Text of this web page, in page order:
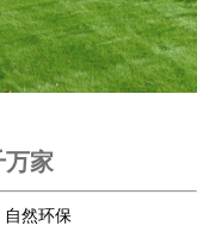
万家
自然环保